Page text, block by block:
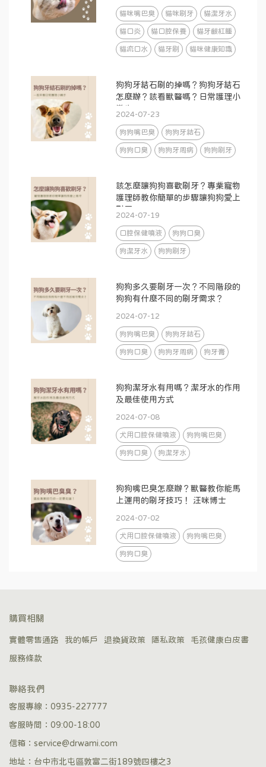
貓咪嘴巴臭 貓咪刷牙 貓潔牙水
貓口炎 貓口腔保養 貓牙齦紅腫
貓流口水 貓牙刷 貓咪健康知識
狗狗牙結石刷的掉嗎？狗狗牙結石
怎麼辦？該看獸醫嗎？日常護理小
撇步
2024-07-23
狗狗嘴巴臭 狗狗牙結石
狗狗口臭 狗狗牙周病 狗狗刷牙
該怎麼讓狗狗喜歡刷牙？專業寵物
護理師教你簡單的步驟讓狗狗愛上
刷牙
2024-07-19
口腔保健噴液 狗狗口臭
狗潔牙水 狗狗刷牙
狗狗多久要刷牙一次？不同階段的
狗狗有什麼不同的刷牙需求？
2024-07-12
狗狗嘴巴臭 狗狗牙結石
狗狗口臭 狗狗牙周病 狗牙膏
狗狗潔牙水有用嗎？潔牙水的作用
及最佳使用方式
2024-07-08
犬用口腔保健噴液 狗狗嘴巴臭
狗狗口臭 狗潔牙水
狗狗嘴巴臭怎麼辦？獸醫教你能馬
上運用的刷牙技巧！ 汪咪博士
2024-07-02
犬用口腔保健噴液 狗狗嘴巴臭
狗狗口臭
購買相關
實體零售通路 我的帳戶 退換貨政策 隱私政策
毛孩健康白皮書
服務條款
聯絡我們
客服專線：0935-227777
客服時間：09:00-18:00
信箱：service@drwami.com
地址：台中市北屯區敦富二街189號四樓之3